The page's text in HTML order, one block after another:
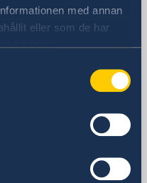
med annan
eller som de har
tjänster.
5359 9639